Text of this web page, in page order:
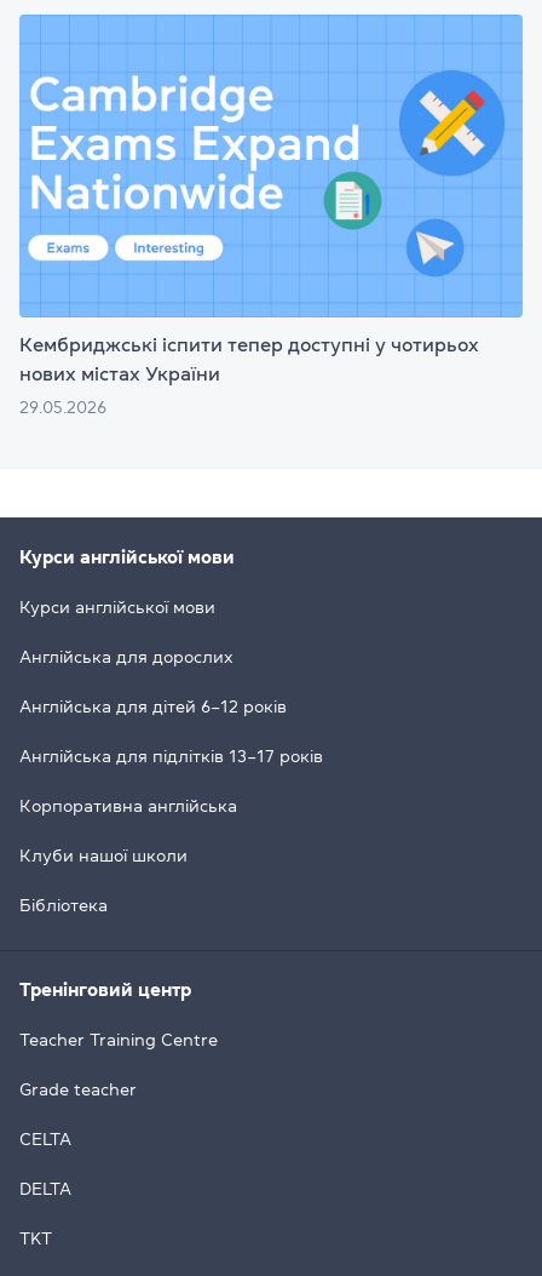
Кембриджські іспити тепер доступні у чотирьох
нових містах України
29.05.2026
Курси англійської мови
Курси англійської мови
Англійська для дорослих
Англійська для дітей 6–12 років
Англійська для підлітків 13–17 років
Корпоративна англійська
Клуби нашої школи
Бібліотека
Тренінговий центр
Teacher Training Centre
Grade teacher
CELTA
DELTA
TKT